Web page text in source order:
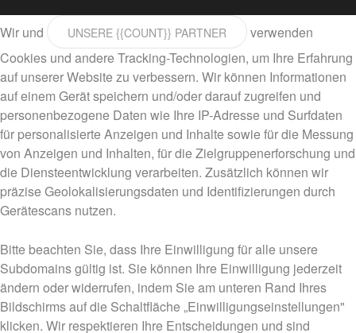
Wir und UNSERE {{COUNT}} PARTNER
verwenden
Cookies und andere Tracking-Technologien, um Ihre Erfahrung
auf unserer Website zu verbessern. Wir können Informationen
auf einem Gerät speichern und/oder darauf zugreifen und
personenbezogene Daten wie Ihre IP-Adresse und Surfdaten
für personalisierte Anzeigen und Inhalte sowie für die Messung
von Anzeigen und Inhalten, für die Zielgruppenerforschung und
die Diensteentwicklung verarbeiten. Zusätzlich können wir
präzise Geolokalisierungsdaten und Identifizierungen durch
Gerätescans nutzen.
Bitte beachten Sie, dass Ihre Einwilligung für alle unsere
Subdomains gültig ist. Sie können Ihre Einwilligung jederzeit
ändern oder widerrufen, indem Sie am unteren Rand Ihres
Bildschirms auf die Schaltfläche „Einwilligungseinstellungen"
klicken. Wir respektieren Ihre Entscheidungen und sind